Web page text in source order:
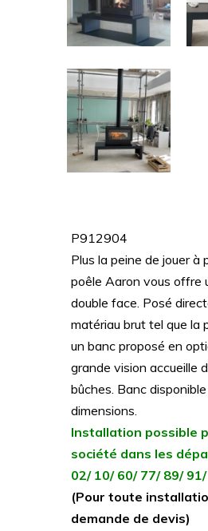
P912904
Plus la peine de jouer à
poêle Aaron vous offre
double face. Posé
matériau brut tel que la
un banc proposé en
grande vision accueille
bûches. Banc
dimensions.
Installation possible
société dans les
02/ 10/ 60/ 77/ 89/
(Pour toute
demande de devis)